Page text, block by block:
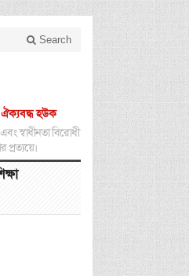
Search
ঐক্যবদ্ধ হউক
স্বাধীনতা বিরোধী
প্রত্যয়ে।